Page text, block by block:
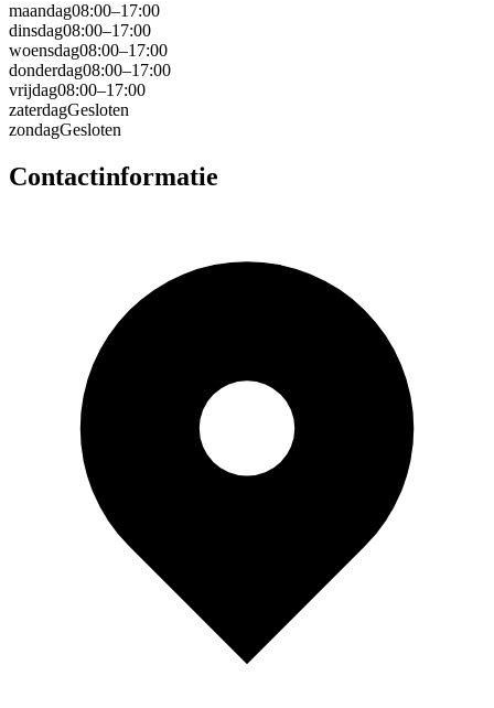
maandag08:00–17:00
dinsdag08:00–17:00
woensdag08:00–17:00
donderdag08:00–17:00
vrijdag08:00–17:00
zaterdagGesloten
zondagGesloten
Contactinformatie